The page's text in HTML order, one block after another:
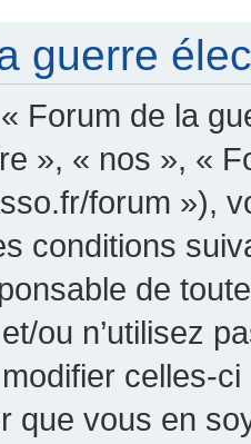
guerre
Forum de la
», « nos », «
forum »),
conditions
de
ou n’utilisez
celles-
que vous en